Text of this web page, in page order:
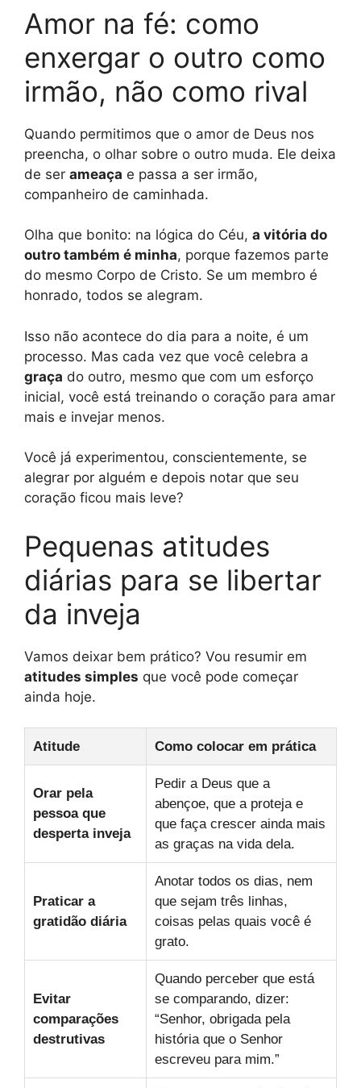
Amor na fé: como
enxergar o outro como
irmão, não como rival
Quando permitimos que o amor de Deus nos
preencha, o olhar sobre o outro muda. Ele deixa
de ser ameaça e passa a ser irmão,
companheiro de caminhada.
Olha que bonito: na lógica do Céu, a vitória do
outro também é minha, porque fazemos parte
do mesmo Corpo de Cristo. Se um membro é
honrado, todos se alegram.
Isso não acontece do dia para a noite, é um
processo. Mas cada vez que você celebra a
graça do outro, mesmo que com um esforço
inicial, você está treinando o coração para amar
mais e invejar menos.
Você já experimentou, conscientemente, se
alegrar por alguém e depois notar que seu
coração ficou mais leve?
Pequenas atitudes
diárias para se libertar
da inveja
Vamos deixar bem prático? Vou resumir em
atitudes simples que você pode começar
ainda hoje.
Atitude Como colocar em prática
Orar pela
pessoa que
desperta inveja
Pedir a Deus que a
abençoe, que a proteja e
que faça crescer ainda mais
as graças na vida dela.
Praticar a
gratidão diária
Anotar todos os dias, nem
que sejam três linhas,
coisas pelas quais você é
grato.
Evitar
comparações
destrutivas
Quando perceber que está
se comparando, dizer:
“Senhor, obrigada pela
história que o Senhor
escreveu para mim.”